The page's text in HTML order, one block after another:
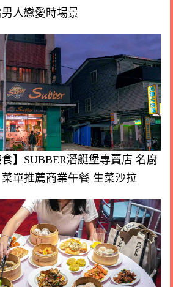
人戀愛時場景
食】SUBBER潛艇堡專賣店 名廚
單推薦商業午餐 生菜沙拉